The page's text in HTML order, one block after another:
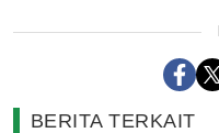
BERITA TERKAIT